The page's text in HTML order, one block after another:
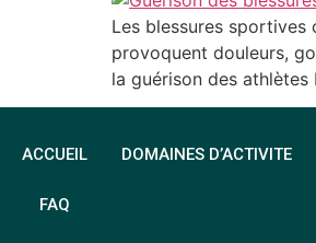
Les blessures
provoquent douleurs,
la guérison des
ACCUEIL DOMAINES D’ACTIVITE
FAQ